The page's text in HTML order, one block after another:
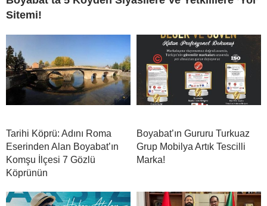
Sitemi!
Tarihi Köprü: Adını Roma
Eserinden Alan Boyabat’ın
Komşu İlçesi 7 Gözlü
Köprünün
Boyabat’ın Gururu Turkuaz
Grup Mobilya Artık Tescilli
Marka!